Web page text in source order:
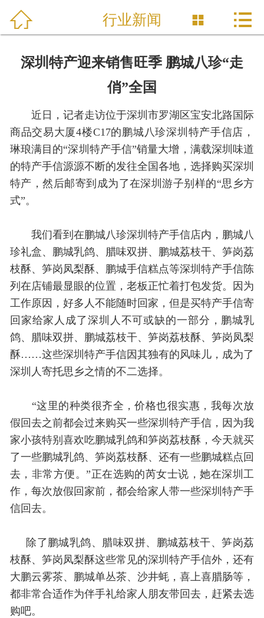
 首页
京东商城
微信商城
淘宝商城
 行业新闻  
深圳特产迎来销售旺季 鹏城八珍“走
俏”全国
近日，记者走访位于深圳市罗湖区宝安北路国际
商品交易大厦4楼C17的鹏城八珍深圳特产手信店，
琳琅满目的“深圳特产手信”销量大增，满载深圳味道
的特产手信源源不断的发往全国各地，选择购买深圳
特产，然后邮寄到成为了在深圳游子别样的“思乡方
式”。
我们看到在鹏城八珍深圳特产手信店内，鹏城八
珍礼盒、鹏城乳鸽、腊味双拼、鹏城荔枝干、笋岗荔
枝酥、笋岗凤梨酥、鹏城手信糕点等深圳特产手信陈
列在店铺最显眼的位置，老板正忙着打包发货。因为
工作原因，好多人不能随时回家，但是买特产手信寄
回家给家人成了深圳人不可或缺的一部分，鹏城乳
鸽、腊味双拼、鹏城荔枝干、笋岗荔枝酥、笋岗凤梨
酥……这些深圳特产手信因其独有的风味儿，成为了
深圳人寄托思乡之情的不二选择。
“这里的种类很齐全，价格也很实惠，我每次放
假回去之前都会过来购买一些深圳特产手信，因为我
家小孩特别喜欢吃鹏城乳鸽和笋岗荔枝酥，今天就买
了一些鹏城乳鸽、笋岗荔枝酥、还有一些鹏城糕点回
去，非常方便。”正在选购的芮女士说，她在深圳工
作，每次放假回家前，都会给家人带一些深圳特产手
信回去。
除了鹏城乳鸽、腊味双拼、鹏城荔枝干、笋岗荔
枝酥、笋岗凤梨酥这些常见的深圳特产手信外，还有
大鹏云雾茶、鹏城单丛茶、沙井蚝，喜上喜腊肠等，
都非常合适作为伴手礼给家人朋友带回去，赶紧去选
购吧。